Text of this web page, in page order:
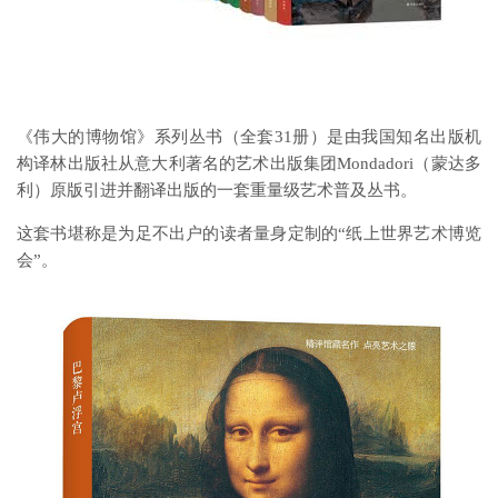
《伟大的博物馆》系列丛书（全套31册）是由我国知名出版机
构译林出版社从意大利著名的艺术出版集团Mondadori（蒙达多
利）原版引进并翻译出版的一套重量级艺术普及丛书。
这套书堪称是为足不出户的读者量身定制的“纸上世界艺术博览
会”。